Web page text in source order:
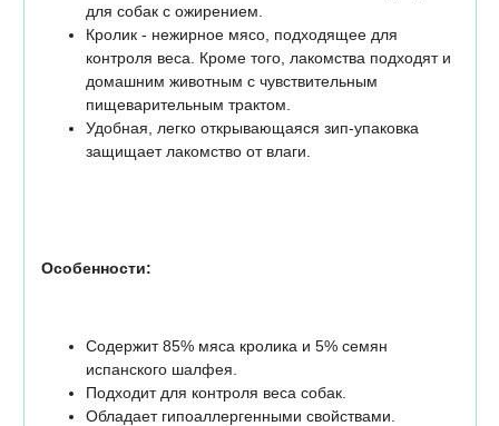
для собак с ожирением.
Кролик - нежирное мясо, подходящее для
контроля веса. Кроме того, лакомства подходят и
домашним животным с чувствительным
пищеварительным трактом.
Удобная, легко открывающаяся зип-упаковка
защищает лакомство от влаги.
Особенности:
Содержит 85% мяса кролика и 5% семян
испанского шалфея.
Подходит для контроля веса собак.
Обладает гипоаллергенными свойствами.